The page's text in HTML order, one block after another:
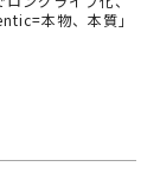
本物、本質」